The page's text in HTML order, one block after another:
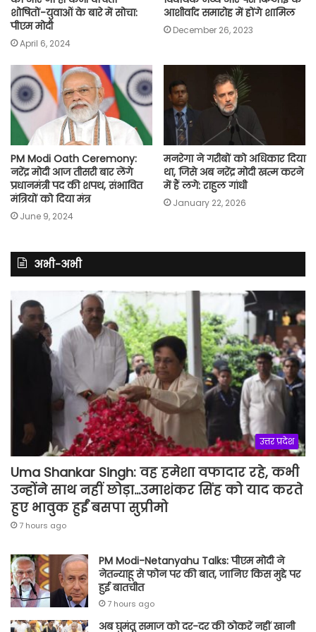
शोषितों-युवाओं के बारे में सोचा:
पीएम मोदी
April 6, 2024
आशीर्वाद समारोह में होंगे शामिल
December 26, 2023
PM Modi Oath Ceremony:
नरेंद्र मोदी आज तीसरी बार लेंगे
प्रधानमंत्री पद की शपथ, संभावित
मंत्रियों को दिया मंत्र
June 9, 2024
मनरेगा ने गरीबों को अधिकार दिया
था, जिसे अब नरेंद्र मोदी खत्म करने
में हैं लगे: राहुल गांधी
January 22, 2026
अभी-अभी
उत्तर प्रदेश
Uma Shankar Singh: वह हमेशा वफादार रहे, कभी
उन्होंने साथ नहीं छोड़ा…उमाशंकर सिंह को याद करते
हुए भावुक हुईं बसपा सुप्रीमो
7 hours ago
PM Modi-Netanyahu Talks: पीएम मोदी ने
नेतन्याहू से फोन पर की बात, जानिए किस मुद्दे पर
हुई बातचीत
7 hours ago
अब घुमंतू समाज को दर-दर की ठोकरें नहीं खानी